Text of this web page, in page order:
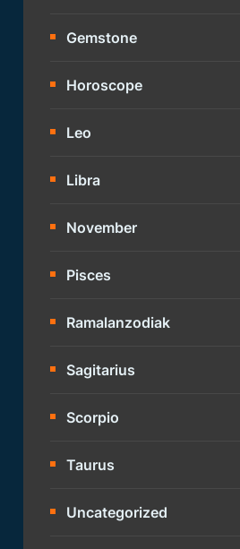
Gemstone
Horoscope
Leo
Libra
November
Pisces
Ramalanzodiak
Sagitarius
Scorpio
Taurus
Uncategorized